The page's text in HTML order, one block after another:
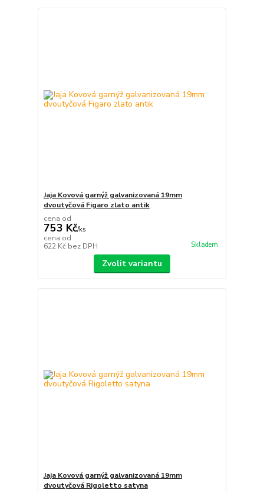
Jaja Kovová garnýž galvanizovaná 19mm
dvoutyčová Figaro zlato antik
cena od
753 Kč/ks
cena od
622 Kč bez DPH Skladem
Zvolit variantu
Jaja Kovová garnýž galvanizovaná 19mm
dvoutyčová Rigoletto satyna